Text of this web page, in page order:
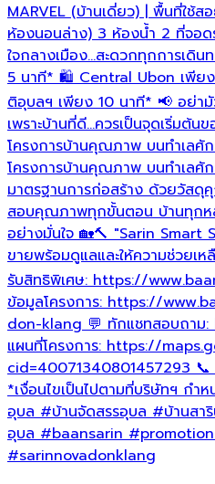
MARVEL (บ้านเดี่ยว) | พื้นที่ใช้
ห้องนอนล่าง) 3 ห้องน้ำ 2 ที่จอด
ใจกลางเมือง…สะดวกทุกการเดิน
5 นาที* 🛍️ Central Ubon เพีย
ติอุบลฯ เพียง 10 นาที* 📢 อย่ามั
เพราะบ้านที่ดี...ควรเป็นจุดเริ่มต้
โครงการบ้านคุณภาพ บนทำเล
โครงการบ้านคุณภาพ บนทำเลศั
มาตรฐานการก่อสร้าง ด้วยวัสดุ
สอบคุณภาพทุกขั้นตอน บ้านทุกห
อย่างมั่นใจ 🏡🔨 "Sarin Smart
ขายพร้อมดูแลและให้ความช่วยเ
รับสิทธิพิเศษ: https://
ข้อมูลโครงการ: https://
don-klang 💬 ทักแชทสอบถาม
แผนที่โครงการ: https://
cid=40071340801457293
*เงื่อนไขเป็นไปตามที่บริษัทฯ กำ
อุบล #บ้านจัดสรรอุบล #บ้านสา
อุบล #baansarin #promotion
#sarinnovadonklang